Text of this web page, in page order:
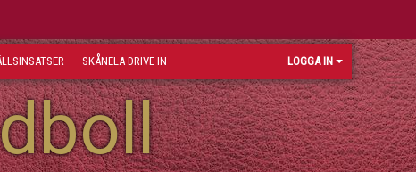
SKÅNELA DRIVE IN LOGGA IN